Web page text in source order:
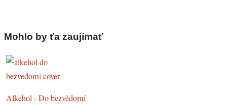
Mohlo by ťa zaujímať
Alkehol - Do bezvědomí